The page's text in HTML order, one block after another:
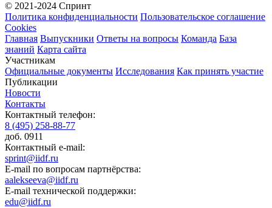
© 2021-2024 Спринт
Политика конфиденциальности Пользовательское соглашение
Cookies
Главная Выпускники Ответы на вопросы Команда База
знаний Карта сайта
Участникам
Официальные документы Исследования Как принять участие
Публикации
Новости
Контакты
Контактный телефон:
8 (495) 258-88-77
доб. 0911
Контактный e-mail:
sprint@iidf.ru
E-mail по вопросам партнёрства:
aalekseeva@iidf.ru
E-mail технической поддержки:
edu@iidf.ru